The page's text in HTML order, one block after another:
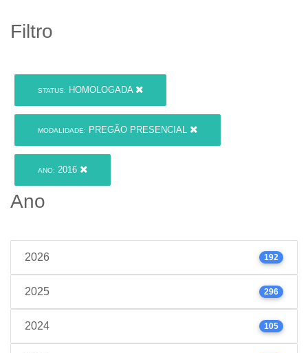
Filtro
STATUS: HOMOLOGADA
MODALIDADE: PREGÃO PRESENCIAL
ANO: 2016
Ano
2026 192
2025 296
2024 105